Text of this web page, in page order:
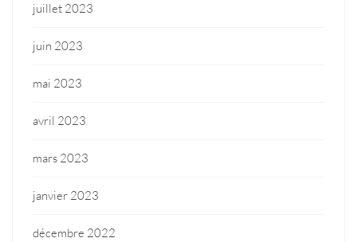
juillet 2023
juin 2023
mai 2023
avril 2023
mars 2023
janvier 2023
décembre 2022